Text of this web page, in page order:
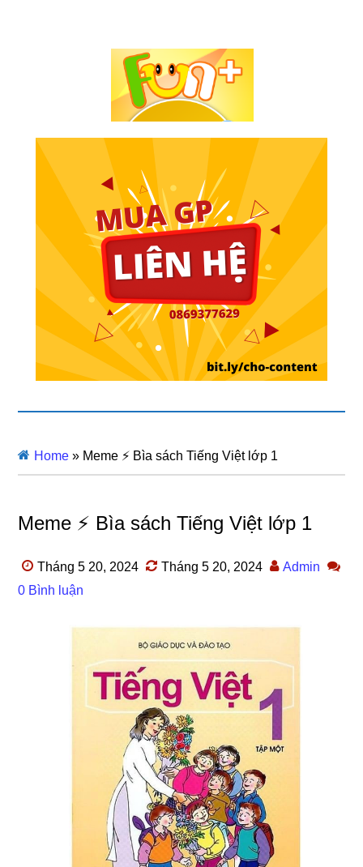
Home » Meme ⚡ Bìa sách Tiếng Việt lớp 1
Meme ⚡ Bìa sách Tiếng Việt lớp 1
Tháng 5 20, 2024 Tháng 5 20, 2024
Admin
0 Bình luận